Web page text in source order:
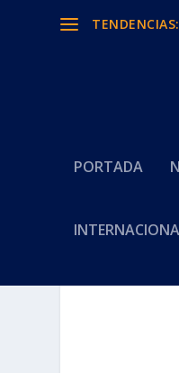
TENDENCIAS:
PORTADA